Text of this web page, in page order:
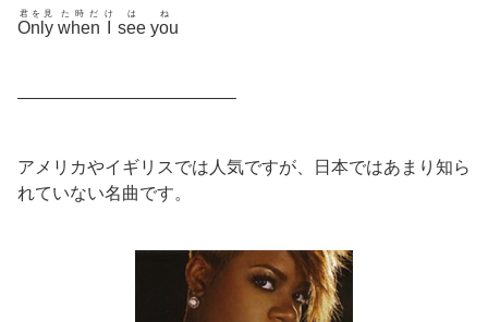
Only
君を見
when
た時だ け
see
は
you
ね
————————————–
アメリカやイギリスでは人気ですが、日本ではあまり知ら
れていない名曲です。